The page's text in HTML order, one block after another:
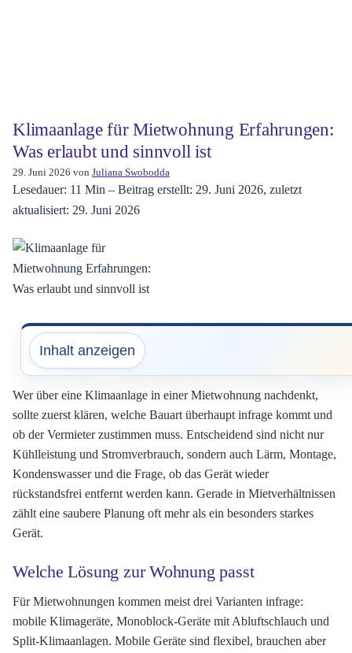
Klimaanlage für Mietwohnung Erfahrungen:
Was erlaubt und sinnvoll ist
29. Juni 2026 von Juliana Swobodda
Lesedauer: 11 Min – Beitrag erstellt: 29. Juni 2026, zuletzt
aktualisiert: 29. Juni 2026
Inhalt anzeigen
Wer über eine Klimaanlage in einer Mietwohnung nachdenkt,
sollte zuerst klären, welche Bauart überhaupt infrage kommt und
ob der Vermieter zustimmen muss. Entscheidend sind nicht nur
Kühlleistung und Stromverbrauch, sondern auch Lärm, Montage,
Kondenswasser und die Frage, ob das Gerät wieder
rückstandsfrei entfernt werden kann. Gerade in Mietverhältnissen
zählt eine saubere Planung oft mehr als ein besonders starkes
Gerät.
Welche Lösung zur Wohnung passt
Für Mietwohnungen kommen meist drei Varianten infrage:
mobile Klimageräte, Monoblock-Geräte mit Abluftschlauch und
Split-Klimaanlagen. Mobile Geräte sind flexibel, brauchen aber